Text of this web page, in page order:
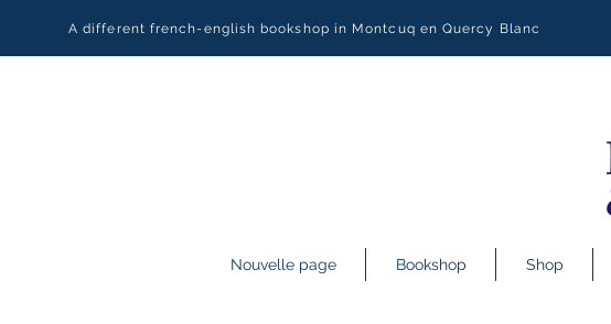
A different french-english bookshop in Montcuq en Quercy Blanc
Nouvelle page Bookshop Shop